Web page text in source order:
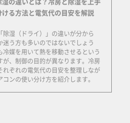
ける方法と電気代の目安を解説
除湿（ドライ）」の違いが分から
う方も多いのではないでしょう
媒を用いて熱を移動させるという
、制御の目的が異なります。冷房
れぞれの電気代の目安を整理しなが
ンの使い分け方を紹介します。